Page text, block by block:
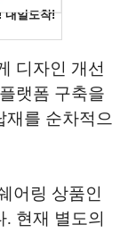
디자인 개선
랫폼 구축을
재를 순차적으
어링 상품인
현재 별도의